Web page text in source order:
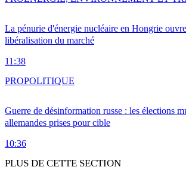
La pénurie d'énergie nucléaire en Hongrie
libéralisation du marché
11:38
Guerre de désinformation russe : les élections
allemandes prises pour cible
10:36
PROPOLITIQUE
PLUS DE CETTE SECTION